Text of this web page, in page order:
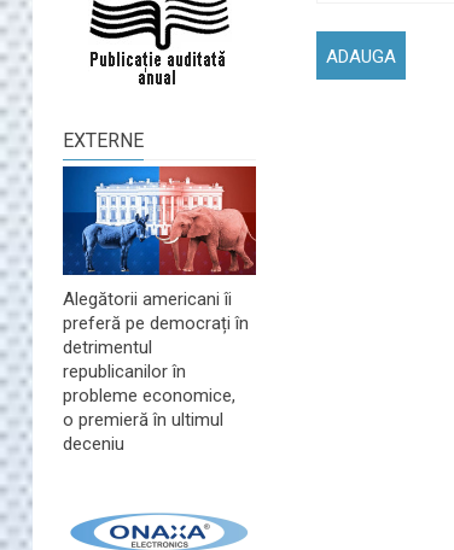
EXTERNE
Alegătorii americani îi
preferă pe democrați în
detrimentul
republicanilor în
probleme economice,
o premieră în ultimul
deceniu